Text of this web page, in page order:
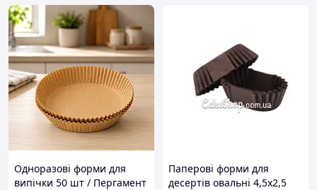
Одноразові форми для
випічки 50 шт / Пергамент
Паперові форми для
десертів овальні 4,5х2,5